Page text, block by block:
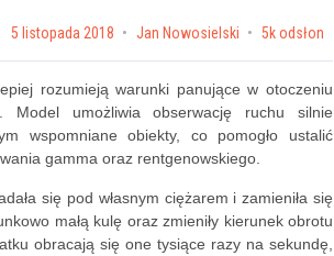
Posted on
5 listopada 2018 by Jan Nowosielski 5k odsłon
rozumieją warunki panujące w otoczeniu
Model umożliwia obserwację ruchu silnie
wspomniane obiekty, co pomogło ustalić
gamma oraz rentgenowskiego.
się pod własnym ciężarem i zamieniła się
małą kulę oraz zmieniły kierunek obrotu
obracają się one tysiące razy na sekundę,